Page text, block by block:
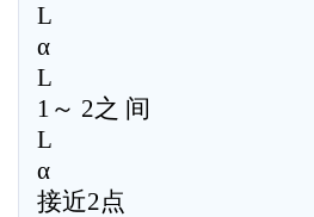
L
α
L
1～ 2之 间
L
α
接近2点